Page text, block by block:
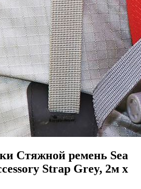
Стяжной ремень Sea
Strap Grey, 2м x